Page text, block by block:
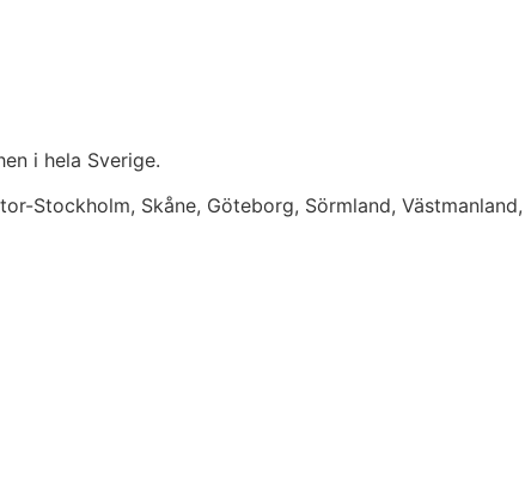
i hela Sverige.
Stockholm, Skåne, Göteborg, Sörmland,